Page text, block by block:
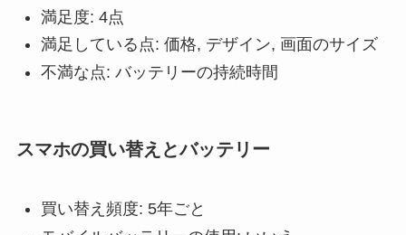
満足度: 4点
満足している点: 価格, デザイン, 画面のサイズ
不満な点: バッテリーの持続時間
スマホの買い替えとバッテリー
買い替え頻度: 5年ごと